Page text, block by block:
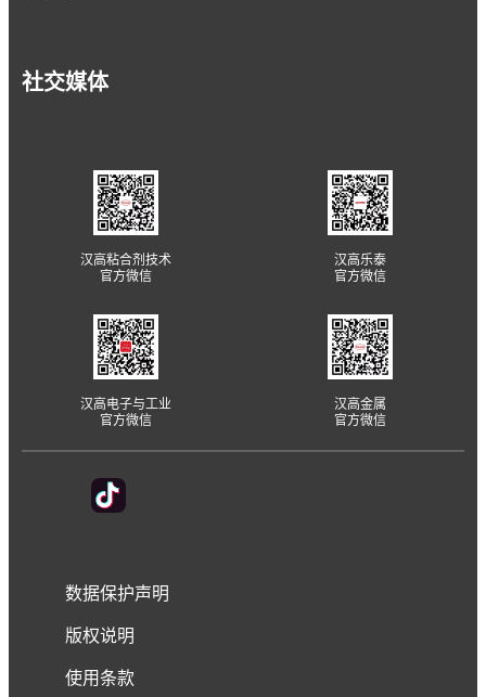
社交媒体
汉高粘合剂技术
官方微信
汉高乐泰
官方微信
汉高电子与工业
官方微信
汉高金属
官方微信
数据保护声明
版权说明
使用条款